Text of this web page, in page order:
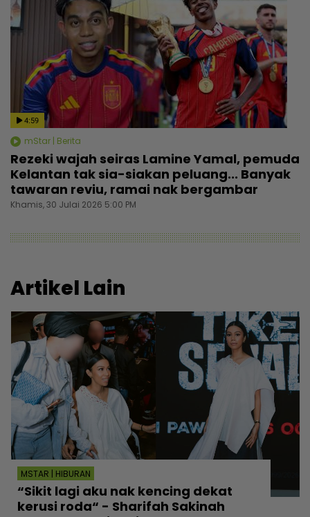
4:59
mStar | Berita
Rezeki wajah seiras Lamine Yamal, pemuda
Kelantan tak sia-siakan peluang... Banyak
tawaran reviu, ramai nak bergambar
Khamis, 30 Julai 2026 5:00 PM
Artikel Lain
MSTAR | HIBURAN
“Sikit lagi aku nak kencing dekat
kerusi roda“ - Sharifah Sakinah